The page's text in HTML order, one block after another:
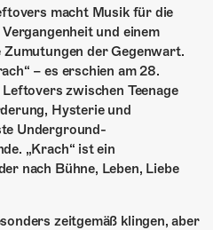
macht Musik für die
und einem
der Gegenwart.
– es erschien am 28.
zwischen Teenage
Hysterie und
Underground-
„Krach“ ist ein
nach Bühne, Leben, Liebe
zeitgemäß klingen, aber